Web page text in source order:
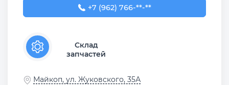
+7 (962) 766-33-88
+7 (962) 766-**-**
Склад
запчастей
Майкоп, ул. Жуковского, 35А